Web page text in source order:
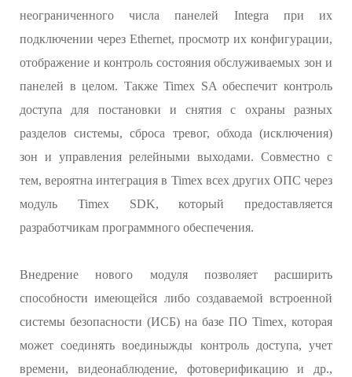
неограниченного числа панелей Integra при их
подключении через Ethernet, просмотр их конфигурации,
отображение и контроль состояния обслуживаемых зон и
панелей в целом. Также Timex SA обеспечит контроль
доступа для постановки и снятия с охраны разных
разделов системы, сброса тревог, обхода (исключения)
зон и управления релейными выходами. Совместно с
тем, вероятна интеграция в Timex всех других ОПС через
модуль Timex SDK, который предоставляется
разработчикам программного обеспечения.
Внедрение нового модуля позволяет расширить
способности имеющейся либо создаваемой встроенной
системы безопасности (ИСБ) на базе ПО Timex, которая
может соединять воединыжды контроль доступа, учет
времени, видеонаблюдение, фотоверификацию и др.,